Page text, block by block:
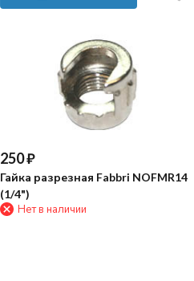
250₽
Гайка разрезная Fabbri NOFMR14
(1/4")
Нет в наличии